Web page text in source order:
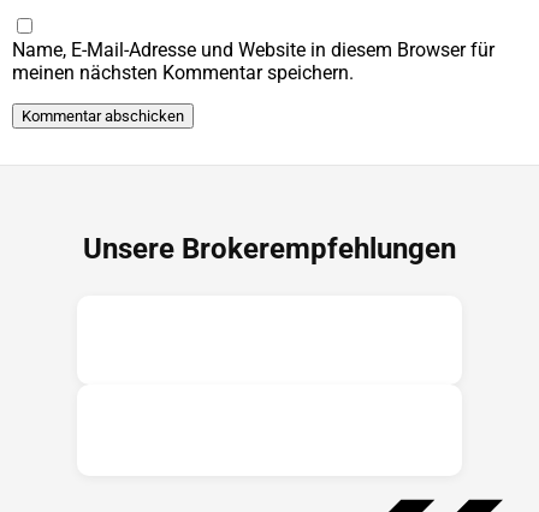
Name, E-Mail-Adresse und Website in diesem Browser für
meinen nächsten Kommentar speichern.
Unsere Brokerempfehlungen